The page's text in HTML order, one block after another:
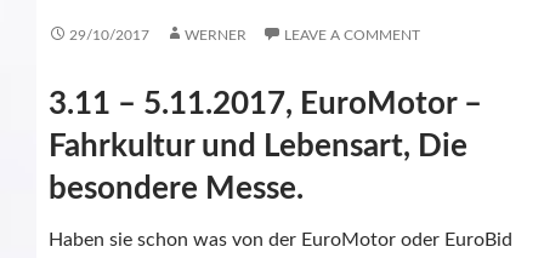
29/10/2017 WERNER LEAVE A COMMENT
3.11 – 5.11.2017, EuroMotor –
Fahrkultur und Lebensart, Die
besondere Messe.
Haben sie schon was von der EuroMotor oder EuroBid